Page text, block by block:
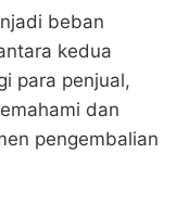
beban
kedua
para penjual,
dan
pengembalian